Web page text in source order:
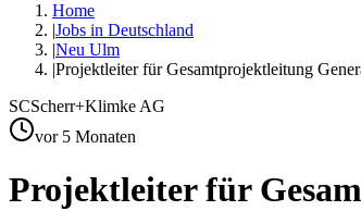
Home
|Jobs in Deutschland
|Neu Ulm
|Projektleiter für Gesamtprojektleitung
SCScherr+Klimke AG
vor 5 Monaten
Projektleiter für